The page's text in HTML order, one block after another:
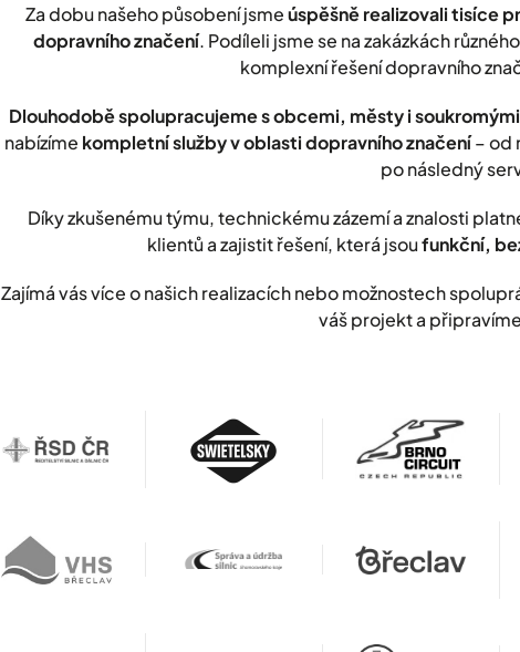
Za dobu našeho působení jsmeúspěšně realizovali tisíce
dopravního značení. Podíleli jsme se na zakázkách
komplexní řešení dopravního
Dlouhodobě spolupracujeme s obcemi, městy i
nabízíme kompletní služby v oblasti dopravního značení– od
po následný
Díky zkušenému týmu, technickému zázemí a znalosti
klientů a zajistit řešení, která jsoufunkční,
Zajímá vás více o našich realizacích nebo možnostech
váš projekt a